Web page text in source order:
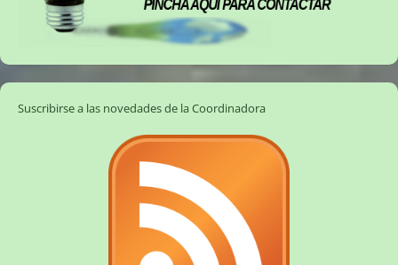
Suscribirse a las novedades de la Coordinadora